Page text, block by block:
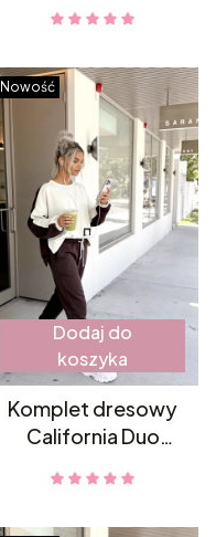
Nowość
Dodaj do
koszyka
Komplet dresowy
California Duo